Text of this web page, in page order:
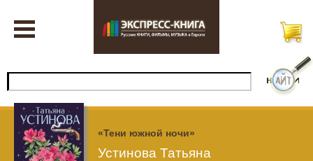
«Тени южной ночи»
Устинова Татьяна